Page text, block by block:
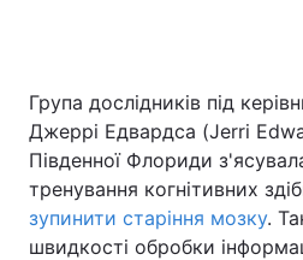
Група дослідників під
Джеррі Едвардса (Jerri
Південної Флориди
тренування когнітивних
зупинити старіння мозку.
швидкості обробки